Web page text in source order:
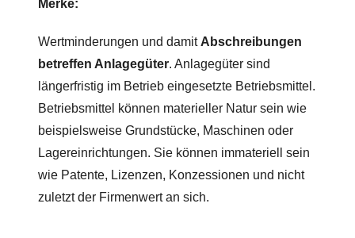
Merke:
Wertminderungen und damit Abschreibungen
betreffen Anlagegüter. Anlagegüter sind
längerfristig im Betrieb eingesetzte Betriebsmittel.
Betriebsmittel können materieller Natur sein wie
beispielsweise Grundstücke, Maschinen oder
Lagereinrichtungen. Sie können immateriell sein
wie Patente, Lizenzen, Konzessionen und nicht
zuletzt der Firmenwert an sich.